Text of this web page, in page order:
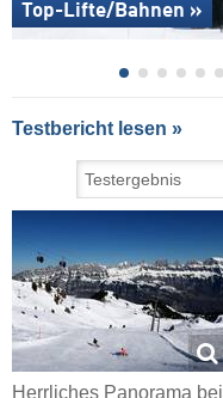
Top-Lifte/Bahnen »
Testbericht lesen »
Herrliches Panorama